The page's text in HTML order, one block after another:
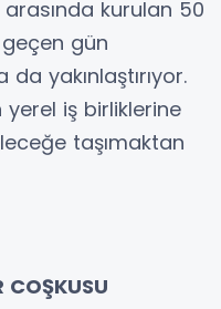
kurulan 50
geçen gün
yakınlaştırıyor.
iş birliklerine
taşımaktan
COŞKUSU